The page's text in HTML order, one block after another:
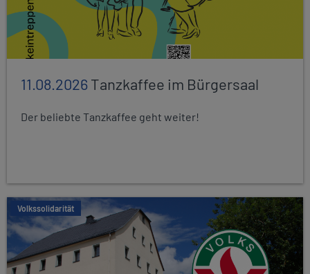
11.08.2026Tanzkaffee im Bürgersaal
Der beliebte Tanzkaffee geht weiter!
Volkssolidarität